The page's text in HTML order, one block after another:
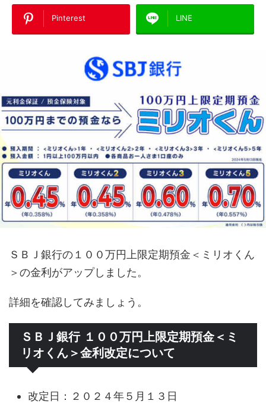
Pinterest LINE
ＳＢＪ銀行の１００万円上限定期預金＜ミリオくん
＞の金利がアップしました。
詳細を確認してみましょう。
ＳＢＪ銀行 １００万円上限定期預金＜ミ
リオくん＞金利改定について
改定日：２０２４年５月１３日